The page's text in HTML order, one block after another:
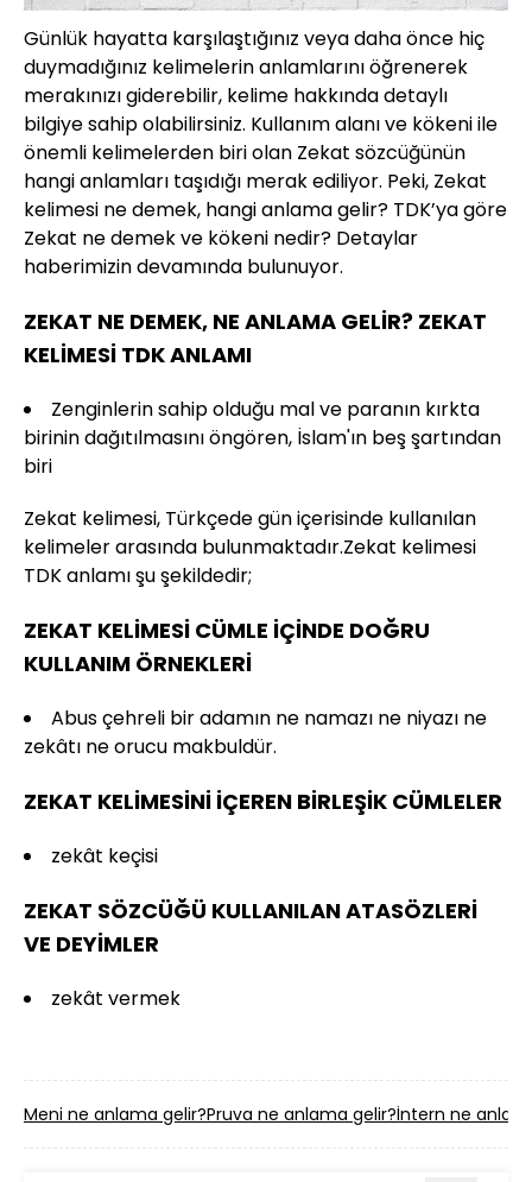
Günlük hayatta karşılaştığınız veya daha önce hiç
duymadığınız kelimelerin anlamlarını öğrenerek
merakınızı giderebilir, kelime hakkında detaylı
bilgiye sahip olabilirsiniz. Kullanım alanı ve kökeni ile
önemli kelimelerden biri olan Zekat sözcüğünün
hangi anlamları taşıdığı merak ediliyor. Peki, Zekat
kelimesi ne demek, hangi anlama gelir? TDK’ya göre
Zekat ne demek ve kökeni nedir? Detaylar
haberimizin devamında bulunuyor.
ZEKAT NE DEMEK, NE ANLAMA GELİR? ZEKAT
KELİMESİ TDK ANLAMI
Zenginlerin sahip olduğu mal ve paranın kırkta
birinin dağıtılmasını öngören, İslam'ın beş şartından
biri
Zekat kelimesi, Türkçede gün içerisinde kullanılan
kelimeler arasında bulunmaktadır.Zekat kelimesi
TDK anlamı şu şekildedir;
ZEKAT KELİMESİ CÜMLE İÇİNDE DOĞRU
KULLANIM ÖRNEKLERİ
Abus çehreli bir adamın ne namazı ne niyazı ne
zekâtı ne orucu makbuldür.
ZEKAT KELİMESİNİ İÇEREN BİRLEŞİK CÜMLELER
zekât keçisi
ZEKAT SÖZCÜĞÜ KULLANILAN ATASÖZLERİ
VE DEYİMLER
zekât vermek
Meni ne anlama gelir?Pruva ne anlama gelir?İntern ne